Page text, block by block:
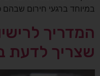
במיוחד ברגעי חירום שבהם
המדריך
שצריך לדעת